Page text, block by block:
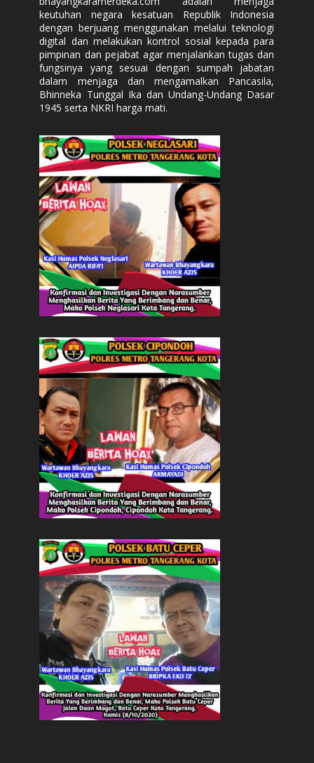
keutuhan negara kesatuan Republik Indonesia
dengan berjuang menggunakan melalui teknologi
digital dan melakukan kontrol sosial kepada para
pimpinan dan pejabat agar menjalankan tugas dan
fungsinya yang sesuai dengan sumpah jabatan
dalam menjaga dan mengamalkan Pancasila,
Bhinneka Tunggal Ika dan Undang-Undang Dasar
1945 serta NKRI harga mati.